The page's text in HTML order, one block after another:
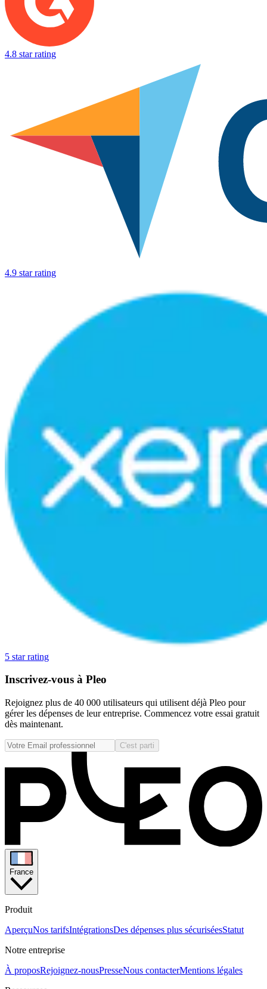
4.8 star rating
4.9 star rating
5 star rating
Inscrivez-vous à Pleo
Rejoignez plus de 40 000 utilisateurs qui utilisent déjà Pleo pour
gérer les dépenses de leur entreprise. Commencez votre essai gratuit
dès maintenant.
C'est parti
France
Produit
AperçuNos tarifsIntégrationsDes dépenses plus sécuriséesStatut
Notre entreprise
À proposRejoignez-nousPresseNous contacterMentions légales